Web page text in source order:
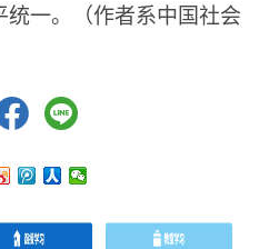
一。（作者系中国社会